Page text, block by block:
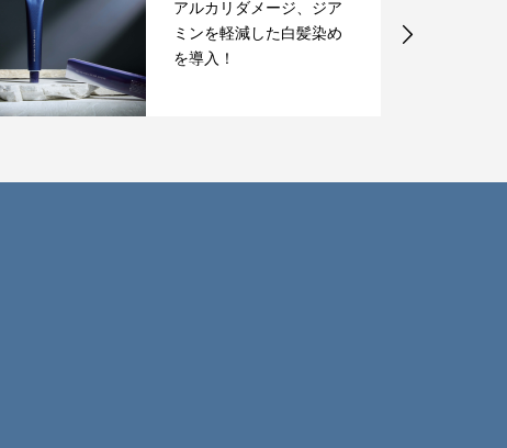
予防美容トリートメント
で髪を綺麗に